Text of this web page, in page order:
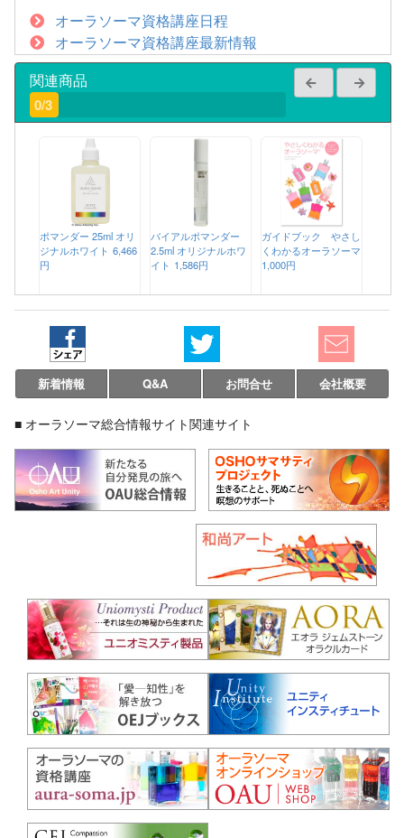
オーラソーマ資格講座日程
オーラソーマ資格講座最新情報
関連商品
0/3
ポマンダー 25ml オリ
ジナルホワイト 6,466
円
バイアルポマンダー
2.5ml オリジナルホワ
イト 1,586円
ガイドブック やさし
くわかるオーラソーマ
1,000円
新着情報 Q&A お問合せ 会社概要
■ オーラソーマ総合情報サイト関連サイト